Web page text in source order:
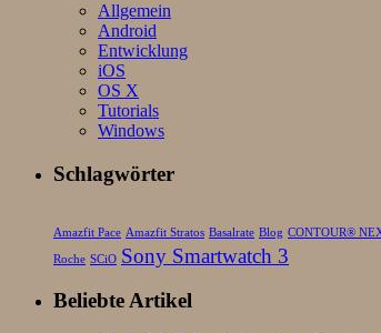
Allgemein
Android
Entwicklung
iOS
OS X
Tutorials
Windows
Schlagwörter
Amazfit Pace Amazfit Stratos Basalrate Blog CONTOUR®
Roche SCiO Sony Smartwatch 3
Beliebte Artikel